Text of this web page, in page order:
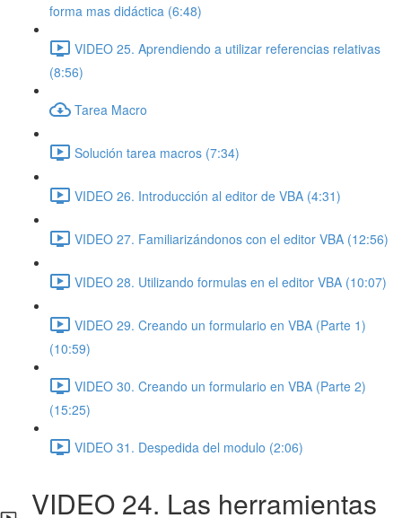
forma mas didáctica (6:48)
VIDEO 25. Aprendiendo a utilizar referencias relativas
(8:56)
Tarea Macro
Solución tarea macros (7:34)
VIDEO 26. Introducción al editor de VBA (4:31)
VIDEO 27. Familiarizándonos con el editor VBA (12:56)
VIDEO 28. Utilizando formulas en el editor VBA (10:07)
VIDEO 29. Creando un formulario en VBA (Parte 1)
(10:59)
VIDEO 30. Creando un formulario en VBA (Parte 2)
(15:25)
VIDEO 31. Despedida del modulo (2:06)
VIDEO 24. Las herramientas